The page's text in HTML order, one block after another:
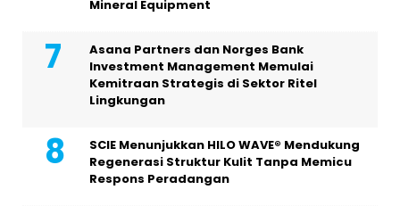
Mineral Equipment
Asana Partners dan Norges Bank
Investment Management Memulai
Kemitraan Strategis di Sektor Ritel
Lingkungan
SCIE Menunjukkan HILO WAVE® Mendukung
Regenerasi Struktur Kulit Tanpa Memicu
Respons Peradangan